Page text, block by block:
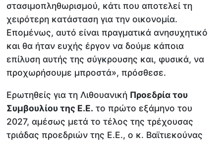
στασιμοπληθωρισμού, κάτι που αποτελεί τη
χειρότερη κατάσταση για την οικονομία.
Επομένως, αυτό είναι πραγματικά ανησυχητικό
και θα ήταν ευχής έργον να δούμε κάποια
επίλυση αυτής της σύγκρουσης και, φυσικά, να
προχωρήσουμε μπροστά», πρόσθεσε.
Ερωτηθείς για τη Λιθουανική Προεδρία του
Συμβουλίου της Ε.Ε. το πρώτο εξάμηνο του
2027, αμέσως μετά το τέλος της τρέχουσας
τριάδας προεδριών της Ε.Ε., ο κ. Βαϊτιεκούνας